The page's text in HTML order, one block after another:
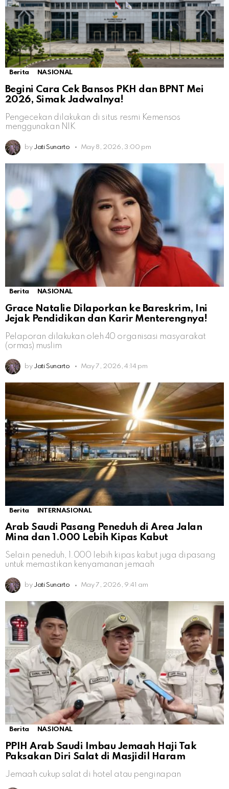
Berita NASIONAL
Begini Cara Cek Bansos PKH dan BPNT Mei
2026, Simak Jadwalnya!
Pengecekan dilakukan di situs resmi Kemensos
menggunakan NIK
by Jati Sunarto May 8, 2026, 3:00 pm
Berita NASIONAL
Grace Natalie Dilaporkan ke Bareskrim, Ini
Jejak Pendidikan dan Karir Menterengnya!
Pelaporan dilakukan oleh 40 organisasi masyarakat
(ormas) muslim
by Jati Sunarto May 7, 2026, 4:14 pm
Berita INTERNASIONAL
Arab Saudi Pasang Peneduh di Area Jalan
Mina dan 1.000 Lebih Kipas Kabut
Selain peneduh, 1.000 lebih kipas kabut juga dipasang
untuk memastikan kenyamanan jemaah
by Jati Sunarto May 7, 2026, 9:41 am
Berita NASIONAL
PPIH Arab Saudi Imbau Jemaah Haji Tak
Paksakan Diri Salat di Masjidil Haram
Jemaah cukup salat di hotel atau penginapan